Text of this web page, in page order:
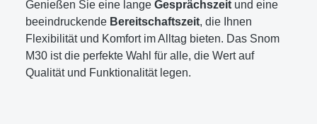
Genießen Sie eine lange Gesprächszeit und eine
beeindruckende Bereitschaftszeit, die Ihnen
Flexibilität und Komfort im Alltag bieten. Das Snom
M30 ist die perfekte Wahl für alle, die Wert auf
Qualität und Funktionalität legen.